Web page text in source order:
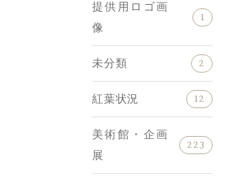
提供用ロゴ画
像
1
未分類 2
紅葉状況 12
美術館・企画
展
223